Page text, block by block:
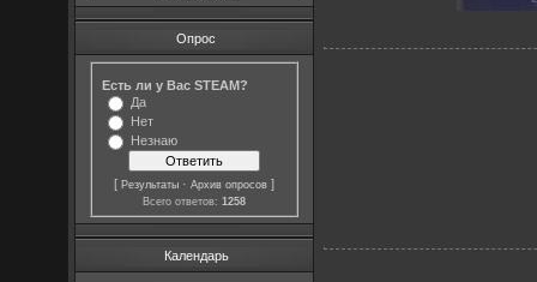
Опрос
Есть ли у Вас STEAM?
Да
Нет
Незнаю
[Результаты ·Архив опросов ]
Всего ответов:1258
Календарь